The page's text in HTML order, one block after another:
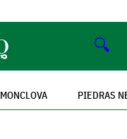
🔍
MONCLOVA PIEDRAS